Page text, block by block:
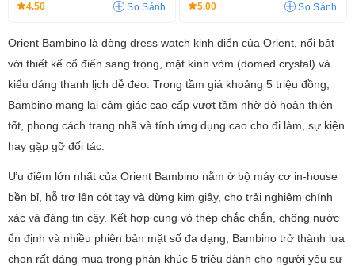
4.50 So Sánh 5.00 So Sánh
Orient Bambino là dòng dress watch kinh điển của Orient, nổi bật
với thiết kế cổ điển sang trọng, mặt kính vòm (domed crystal) và
kiểu dáng thanh lịch dễ đeo. Trong tầm giá khoảng 5 triệu đồng,
Bambino mang lại cảm giác cao cấp vượt tầm nhờ độ hoàn thiện
tốt, phong cách trang nhã và tính ứng dụng cao cho đi làm, sự kiện
hay gặp gỡ đối tác.
Ưu điểm lớn nhất của Orient Bambino nằm ở bộ máy cơ in-house
bền bỉ, hỗ trợ lên cót tay và dừng kim giây, cho trải nghiệm chính
xác và đáng tin cậy. Kết hợp cùng vỏ thép chắc chắn, chống nước
ổn định và nhiều phiên bản mặt số đa dạng, Bambino trở thành lựa
chọn rất đáng mua trong phân khúc 5 triệu dành cho người yêu sự